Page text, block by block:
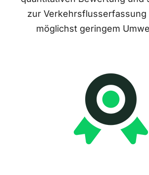
zur Verkehrsflusserfassung
möglichst geringem